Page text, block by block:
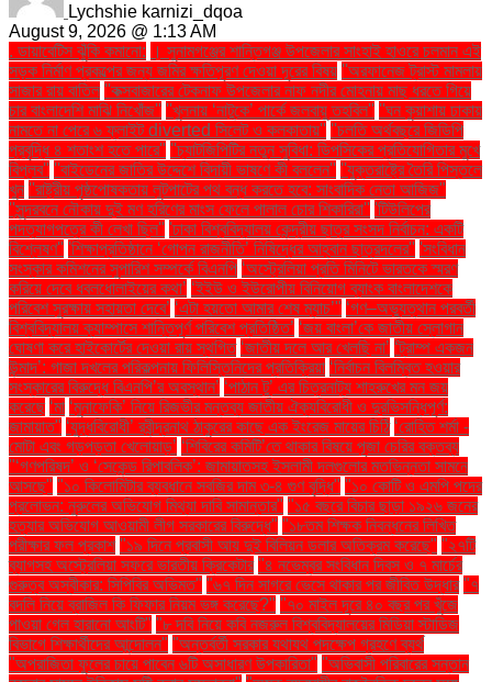
Lychshie karnizi_dqoa
August 9, 2026 @ 1:13 AM
. ডায়াবেটিস ঝুঁকি কমানো:
। সুনামগঞ্জের শান্তিগঞ্জ উপজেলার সাংহাই হাওরে চলমান এই
সড়ক নির্মাণ প্রকল্পের জন্য জমির ক্ষতিপূরণ দেওয়া দূরের বিষয় ''অরফানেজ ট্রাস্ট মামলায়
সাজার রায় বাতিল ''কক্সবাজারের টেকনাফ উপজেলার নাফ নদীর মোহনায় মাছ ধরতে গিয়ে
চার বাংলাদেশি মাঝি নিখোঁজ'' ''খুলনায় ‘নাটুকে’ পার্কে জলবায়ু তহবিল'' ''ঘন কুয়াশায় ঢাকায়
নামতে না পেরে ৬ ফ্লাইট diverted সিলেট ও কলকাতায়'' ''চলতি অর্থবছরে জিডিপি
প্রবৃদ্ধি ৪ শতাংশ হতে পারে'' ''চ্যাটজিপিটির নতুন সুবিধা: ডিপসিকের প্রতিযোগিতার মুখে
বিপ্লব'' ''বাইডেনের জাতির উদ্দেশে বিদায়ী ভাষণে কী বললেন'' ''যুক্তরাষ্ট্রে তৈরি পিস্তলে
খুন ''রাষ্ট্রীয় পৃষ্ঠপোষকতায় লুটপাটের পথ বন্ধ করতে হবে: সাংবাদিক নেতা আজিজ"
''সুন্দরবনে নৌকায় দুই মণ হরিণের মাংস ফেলে পালাল চোর শিকারিরা'' 'টিউলিপের
পদত্যাগপত্রে কী লেখা ছিল'' 'ঢাকা বিশ্ববিদ্যালয় কেন্দ্রীয় ছাত্র সংসদ নির্বাচন: একটি
বিশ্লেষণ'' 'শিক্ষাপ্রতিষ্ঠানে ‘গোপন রাজনীতি’ নিষিদ্ধের আহ্বান ছাত্রদলের'' 'সংবিধান
সংস্কার কমিশনের সুপারিশ সম্পর্কে বিএনপি ‘অস্ট্রেলিয়া প্রতি মিনিটে ভারতকে স্মরণ
করিয়ে দেবে ধবলধোলাইয়ের কথা’ ‘ইইউ ও ইউরোপীয় বিনিয়োগ ব্যাংক বাংলাদেশকে
পরিবেশ সুরক্ষায় সহায়তা দেবে’ ‘এটা হয়তো আমার শেষ ম্যাচ’" ‘গণ–অভ্যুত্থান পরবর্তী
বিশ্ববিদ্যালয় ক্যাম্পাসে শান্তিপূর্ণ পরিবেশ প্রতিষ্ঠিত’ ‘জয় বাংলা’কে জাতীয় স্লোগান
ঘোষণা করে হাইকোর্টের দেওয়া রায় স্থগিত ‘জাতীয় দলে আর খেলছি না’ ‘ট্রাম্প একজন
উন্মাদ’: গাজা দখলের পরিকল্পনায় ফিলিস্তিনিদের প্রতিক্রিয়া ‘নির্বাচন বিলম্বিত হওয়ার
সংস্কারের বিরুদ্ধে বিএনপি’র অবস্থান’ ‘পাঠান টু’ এর চিত্রনাট্য শাহরুখের মন জয়
করেছে ‘মা ‘মুনাফেকি’ নিয়ে রিজভীর মন্তব্য জাতীয় ঐক্যবিরোধী ও দুরভিসন্ধিপূর্ণ:
জামায়াত" ‘যুদ্ধবিরোধী’ রবীন্দ্রনাথ ঠাকুরের কাছে এক ইংরেজ মায়ের চিঠি ‘রোহিত শর্মা -
মোটা এবং গড়পড়তা খেলোয়াড়’ ‘শিবিরের কমিটি’তে থাকার বিষয়ে পূজা চেরির বক্তব্য
"‘গণপরিষদ’ ও ‘সেকেন্ড রিপাবলিক’: জামায়াতসহ ইসলামী দলগুলোর মতভিন্নতা সামনে
আসছে" "১০ কিলোমিটার ব্যবধানে সবজির দাম ৩-৪ গুণ বৃদ্ধি" "১০ কোটি ও এমপি পদের
প্রলোভন: নুরুলের অভিযোগ মিথ্যা দাবি সামান্তার" "১৫ বছরে বিচার ছাড়া ১৯২৬ জনের
হত্যার অভিযোগ আওয়ামী লীগ সরকারের বিরুদ্ধে" "১৮তম শিক্ষক নিবন্ধনের লিখিত
পরীক্ষার ফল প্রকাশ "১৯ দিনে প্রবাসী আয় দুই বিলিয়ন ডলার অতিক্রম করেছে" "২৭টি
ব্যাগসহ অস্ট্রেলিয়া সফরে ভারতীয় ক্রিকেটার "৪ নভেম্বর সংবিধান দিবস ও ৭ মার্চের
গুরুত্ব অস্বীকার: সিপিবির অভিমত" "৬৭ দিন সাগরে ভেসে থাকার পর জীবিত উদ্ধার "৭
বদলি নিয়ে ব্রাজিল কি ফিফার নিয়ম ভঙ্গ করেছে?" "৭০ মাইল দূরে ৪০ বছর পর খুঁজে
পাওয়া গেল হারানো আংটি" "৮ দবি নিয়ে কবি নজরুল বিশ্ববিদ্যালয়ের মিডিয়া স্টাডিজ
বিভাগে শিক্ষার্থীদের আন্দোলন" "অন্তর্বর্তী সরকার যথাযথ পদক্ষেপ গ্রহণে ব্যর্থ
"অপরাজিতা ফুলের চায়ে পাবেন ৬টি অসাধারণ উপকারিতা" "অভিবাসী পরিবারের সন্তান